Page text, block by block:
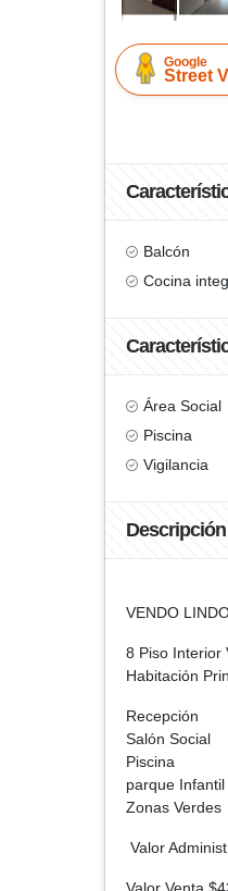
Google
Street
Balcón
Cocina
Área Social
Piscina
Vigilancia
VENDO
8 Piso Interior
Habitación
Recepción
Salón Social
Piscina
parque Infantil
Zonas Verdes
Valor